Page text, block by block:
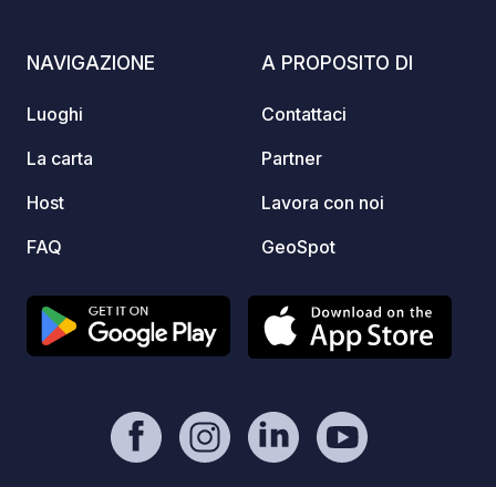
NAVIGAZIONE
Luoghi
La carta
Host
FAQ
A PROPOSITO DI
Contattaci
Partner
Lavora con noi
GeoSpot